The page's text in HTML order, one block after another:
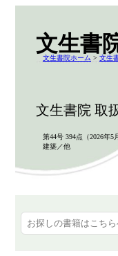
文生書
文生書院 取
文生書院ホーム > 文生
第44号 394点（2026年
建築／他